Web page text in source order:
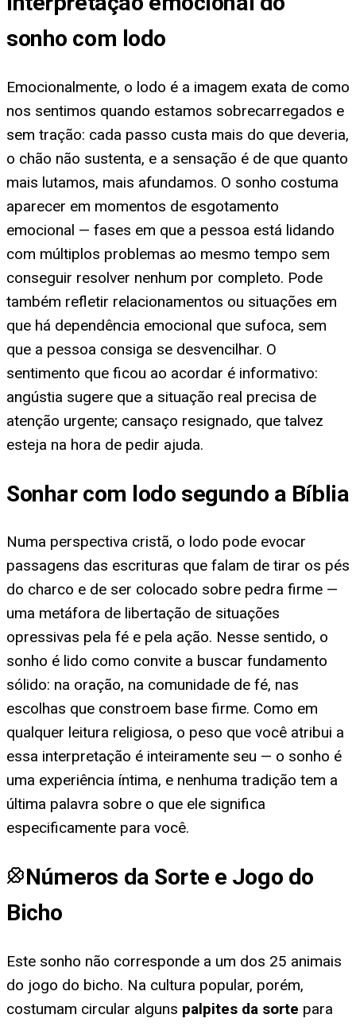
sonho com lodo
Emocionalmente, o lodo é a imagem exata de como
nos sentimos quando estamos sobrecarregados e
sem tração: cada passo custa mais do que deveria,
o chão não sustenta, e a sensação é de que quanto
mais lutamos, mais afundamos. O sonho costuma
aparecer em momentos de esgotamento
emocional — fases em que a pessoa está lidando
com múltiplos problemas ao mesmo tempo sem
conseguir resolver nenhum por completo. Pode
também refletir relacionamentos ou situações em
que há dependência emocional que sufoca, sem
que a pessoa consiga se desvencilhar. O
sentimento que ficou ao acordar é informativo:
angústia sugere que a situação real precisa de
atenção urgente; cansaço resignado, que talvez
esteja na hora de pedir ajuda.
Sonhar com lodo segundo a Bíblia
Numa perspectiva cristã, o lodo pode evocar
passagens das escrituras que falam de tirar os pés
do charco e de ser colocado sobre pedra firme —
uma metáfora de libertação de situações
opressivas pela fé e pela ação. Nesse sentido, o
sonho é lido como convite a buscar fundamento
sólido: na oração, na comunidade de fé, nas
escolhas que constroem base firme. Como em
qualquer leitura religiosa, o peso que você atribui a
essa interpretação é inteiramente seu — o sonho é
uma experiência íntima, e nenhuma tradição tem a
última palavra sobre o que ele significa
especificamente para você.
Números da Sorte e Jogo do
Bicho
Este sonho não corresponde a um dos 25 animais
do jogo do bicho. Na cultura popular, porém,
costumam circular alguns palpites da sorte para